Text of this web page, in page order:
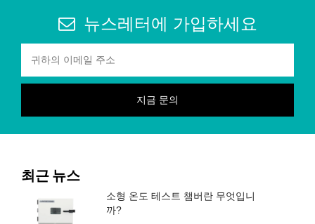
뉴스레터에 가입하세요
최근 뉴스
소형 온도 테스트 챔버란 무엇입니
까?